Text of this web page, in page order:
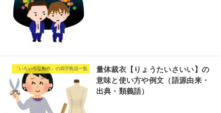
「いろいろな動作」の四字熟語一覧
量体裁衣【りょうたいさいい】の
意味と使い方や例文（語源由来・
出典・類義語）